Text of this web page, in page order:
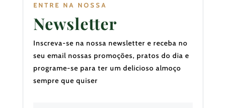
ENTRE NA NOSSA
Newsletter
Inscreva-se na nossa newsletter e receba no
seu email nossas promoções, pratos do dia e
programe-se para ter um delicioso almoço
sempre que quiser